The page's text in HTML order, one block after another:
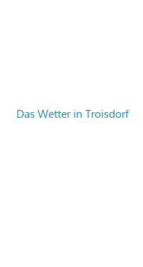
Das Wetter in Troisdorf